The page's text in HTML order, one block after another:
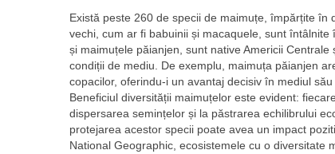
Există peste 260 de specii de maimuțe, împărțite
vechi, cum ar fi babuinii și macaquele, sunt
și maimuțele păianjen, sunt native Americii
condiții de mediu. De exemplu, maimuța păianjen
copacilor, oferindu-i un avantaj decisiv în mediul său
Beneficiul diversității maimuțelor este evident:
dispersarea semințelor și la păstrarea echilibrului
protejarea acestor specii poate avea un impact
National Geographic, ecosistemele cu o diversitate